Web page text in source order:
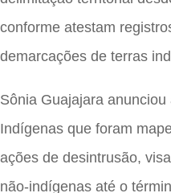
conforme atestam
demarcações de terras
Sônia Guajajara
Indígenas que foram
ações de desintrusão,
não-indígenas até o